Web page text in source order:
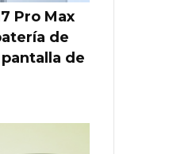
Pro Max
de
de